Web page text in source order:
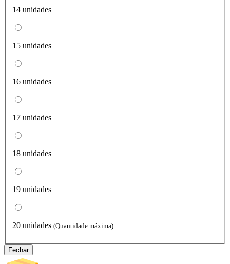
14 unidades
15 unidades
16 unidades
17 unidades
18 unidades
19 unidades
20 unidades (Quantidade máxima)
Fechar